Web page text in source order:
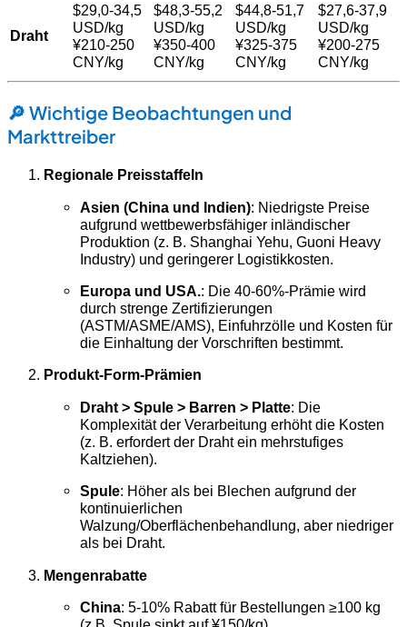
Draht
$29,0-34,5
USD/kg
¥210-250
CNY/kg
$48,3-55,2
USD/kg
¥350-400
CNY/kg
$44,8-51,7
USD/kg
¥325-375
CNY/kg
$27,6-37,9
USD/kg
¥200-275
CNY/kg
🔎 Wichtige Beobachtungen und
Markttreiber
Regionale Preisstaffeln
Asien (China und Indien): Niedrigste Preise
aufgrund wettbewerbsfähiger inländischer
Produktion (z. B. Shanghai Yehu, Guoni Heavy
Industry) und geringerer Logistikkosten.
Europa und USA.: Die 40-60%-Prämie wird
durch strenge Zertifizierungen
(ASTM/ASME/AMS), Einfuhrzölle und Kosten für
die Einhaltung der Vorschriften bestimmt.
Produkt-Form-Prämien
Draht > Spule > Barren > Platte: Die
Komplexität der Verarbeitung erhöht die Kosten
(z. B. erfordert der Draht ein mehrstufiges
Kaltziehen).
Spule: Höher als bei Blechen aufgrund der
kontinuierlichen
Walzung/Oberflächenbehandlung, aber niedriger
als bei Draht.
Mengenrabatte
China: 5-10% Rabatt für Bestellungen ≥100 kg